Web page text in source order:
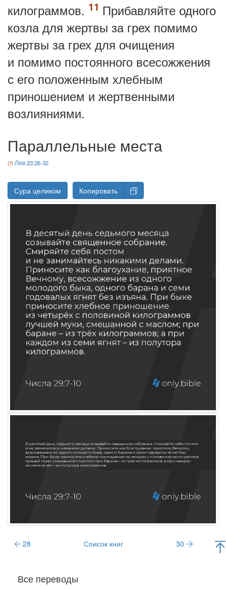
килограммов.
Прибавляйте одного
козла для жертвы за грех помимо
жертвы за грех для очищения
и помимо постоянного всесожжения
с его положенным хлебным
приношением и жертвенными
возлияниями.
Параллельные места
Лев 23:26-32
Сура целиком Копировать
28 Список книг 30
Все переводы